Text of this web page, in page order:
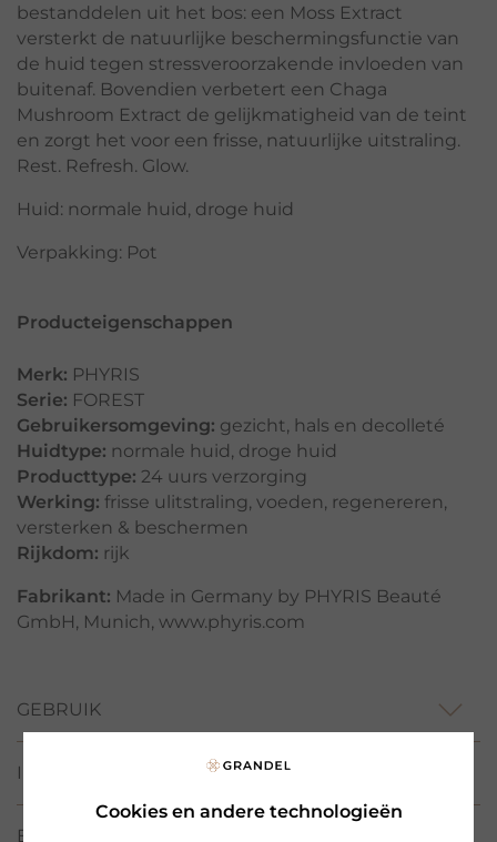
Cookies en andere technologieën
bestanddelen uit het bos: een Moss Extract
versterkt de natuurlijke beschermingsfunctie van
de huid tegen stressveroorzakende invloeden van
buitenaf. Bovendien verbetert een Chaga
Mushroom Extract de gelijkmatigheid van de teint
en zorgt het voor een frisse, natuurlijke uitstraling.
Rest. Refresh. Glow.
Huid: normale huid, droge huid
Verpakking: Pot
Producteigenschappen
Merk: PHYRIS
Serie: FOREST
Gebruikersomgeving: gezicht, hals en decolleté
Huidtype: normale huid , droge huid
Producttype: 24 uurs verzorging
Werking: frisse ulitstraling, voeden, regenereren,
versterken & beschermen
Rijkdom: rijk
Fabrikant: Made in Germany by PHYRIS Beauté
GmbH, Munich, www.phyris.com
GEBRUIK
INCIS/ WERKSTOFFEN
BEOORDELINGEN